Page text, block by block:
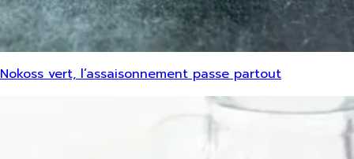
Nokoss vert, l’assaisonnement passe partout